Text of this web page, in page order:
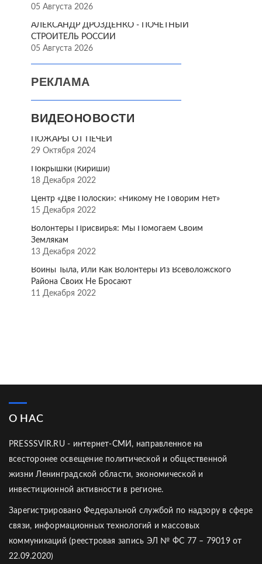
05 Августа 2026
АЛЕКСАНДР ДРОЗДЕНКО - ПОЧЁТНЫЙ
СТРОИТЕЛЬ РОССИИ
05 Августа 2026
РЕКЛАМА
ВИДЕОНОВОСТИ
ПОЖАРЫ ОТ ПЕЧЕЙ
29 Октября 2024
Покрышки (Кириши)
18 Декабря 2022
Центр «Две Полоски»: «Никому Не Говорим Нет»
15 Декабря 2022
Волонтёры Присвирья: Мы Помогаем Своим
Землякам
13 Декабря 2022
Воины Тыла, Или Как Волонтёры Из Всеволожского
Района Своих Не Бросают
11 Декабря 2022
О НАС
PRESSSVIR.RU - интернет-СМИ, направленное на
всесторонее освещение политической и общественной
жизни Ленинградской области, экономической и
инвестиционной активности в регионе.
Зарегистрировано Федеральной службой по надзору в сфере
связи, информационных технологий и массовых
коммуникаций (реестровая запись ЭЛ № ФС 77 – 79019 от
22.09.2020)